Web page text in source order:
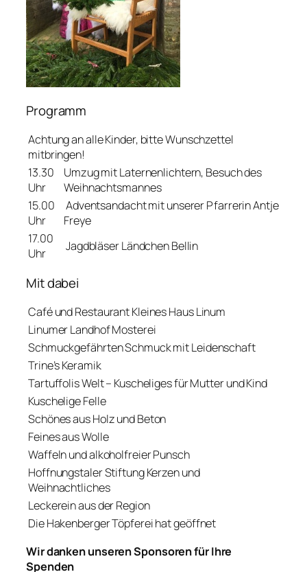
Programm
Achtung an alle Kinder, bitte Wunschzettel
mitbringen!
13.30
Uhr
Umzug mit Laternenlichtern, Besuch des
Weihnachtsmannes
15.00
Uhr
Adventsandacht mit unserer Pfarrerin Antje
Freye
17.00
Uhr
Jagdbläser Ländchen Bellin
Mit dabei
Café und Restaurant Kleines Haus Linum
Linumer Landhof Mosterei
Schmuckgefährten Schmuck mit Leidenschaft
Trine’s Keramik
Tartuffolis Welt – Kuscheliges für Mutter und Kind
Kuschelige Felle
Schönes aus Holz und Beton
Feines aus Wolle
Waffeln und alkoholfreier Punsch
Hoffnungstaler Stiftung Kerzen und
Weihnachtliches
Leckerein aus der Region
Die Hakenberger Töpferei hat geöffnet
Wir danken unseren Sponsoren für Ihre
Spenden